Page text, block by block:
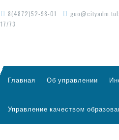
8(4872)52-98-01
17/73
Главная Об управлении
Управление качеством